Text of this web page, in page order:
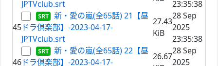
JPTVclub.srt
23:35:38
45
新・愛の嵐(全65話) 21【昼
ドラ倶楽部】-2023-04-17-
JPTVclub.srt
27.43
KiB
28 Sep
2025
23:35:38
46
新・愛の嵐(全65話) 22【昼
ドラ倶楽部】-2023-04-17-
26.67
28 Sep
2025